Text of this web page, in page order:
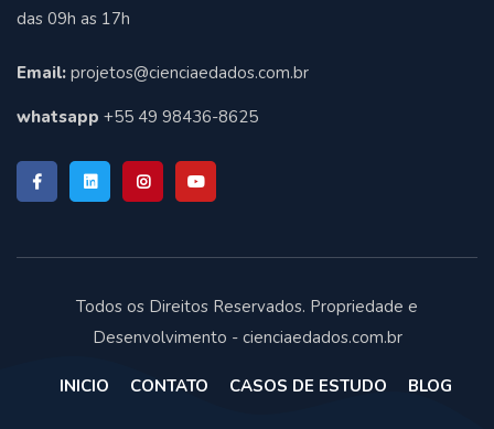
das 09h as 17h
Email: projetos@cienciaedados.com.br
whatsapp +55 49 98436-8625
Todos os Direitos Reservados. Propriedade e
Desenvolvimento - cienciaedados.com.br
INICIO CONTATO CASOS DE ESTUDO BLOG